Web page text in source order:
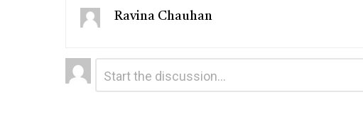
Ravina Chauhan
Leave
a